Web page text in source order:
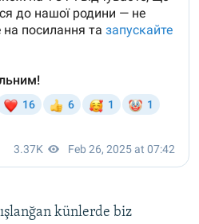
künlerde biz